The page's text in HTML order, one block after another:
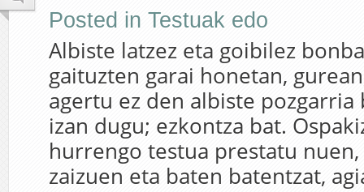
Posted in Testuak edo
Albiste latzez eta goibilez
gaituzten garai honetan,
agertu ez den albiste pozgarria
izan dugu; ezkontza bat.
hurrengo testua prestatu
zaizuen eta baten batentzat,